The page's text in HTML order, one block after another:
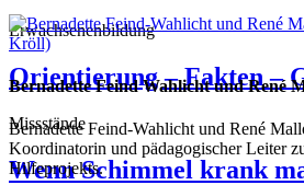
Erwachsenenbildung
Orientierung – Fakten –
Missstände
Wenn Schimmel krank
Bernadette Feind Wahlicht und René
Bernadette Feind-Wahlicht und René
Koordinatorin und pädagogischer Leiter
Hilfeprojekts.